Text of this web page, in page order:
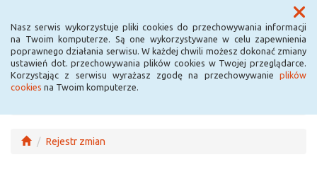
Nasz serwis wykorzystuje pliki cookies do przechowywania informacji
na Twoim komputerze. Są one wykorzystywane w celu zapewnienia
poprawnego działania serwisu. W każdej chwili możesz dokonać zmiany
ustawień dot. przechowywania plików cookies w Twojej przeglądarce.
Korzystając z serwisu wyrażasz zgodę na przechowywanie plików
cookies na Twoim komputerze.
Menu
Rejestr zmian